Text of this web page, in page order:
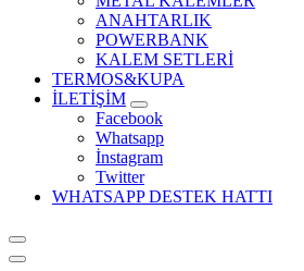
ANAHTARLIK
POWERBANK
KALEM SETLERİ
TERMOS&KUPA
İLETİŞİM
Facebook
Whatsapp
İnstagram
Twitter
WHATSAPP DESTEK HATTI